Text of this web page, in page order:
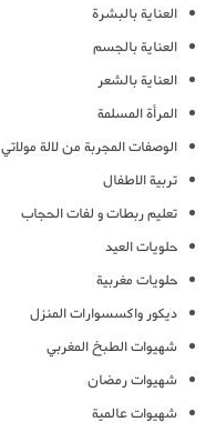
العناية بالبشرة
العناية بالجسم
العناية بالشعر
المرأة المسلمة
الوصفات المجربة من لالة مولاتي
تربية الاطفال
تعليم ربطات و لفات الحجاب
حلويات العيد
حلويات مغربية
ديكور واكسسوارات المنزل
شهيوات الطبخ المغربي
شهيوات رمضان
شهيوات عالمية